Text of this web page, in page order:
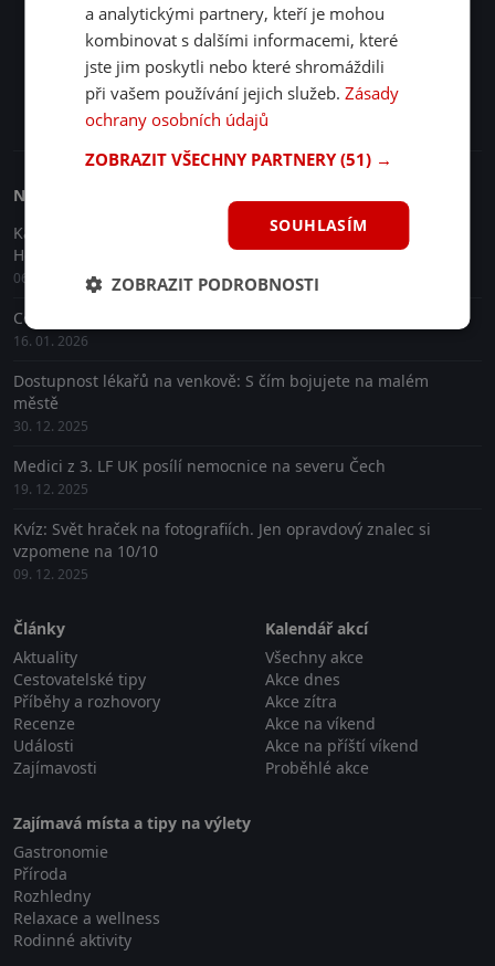
Souhlasím se zpracováním osobních údajů
Sledujte nás na sítích
Facebook Instagram TikTok
Nejnovější články
Kam na piknik na Valašsku? Vyhlídka z lavičky na přehradu
Horní Bečva
06. 02. 2026
Co neminout při návštěvě Nových Hradů v Jižních Čechách
16. 01. 2026
Dostupnost lékařů na venkově: S čím bojujete na malém
městě
30. 12. 2025
Medici z 3. LF UK posílí nemocnice na severu Čech
19. 12. 2025
Kvíz: Svět hraček na fotografiích. Jen opravdový znalec si
vzpomene na 10/10
09. 12. 2025
Články
Aktuality
Cestovatelské tipy
Příběhy a rozhovory
Recenze
Události
Zajímavosti
Kalendář akcí
Všechny akce
Akce dnes
Akce zítra
Akce na víkend
Akce na příští víkend
Proběhlé akce
Zajímavá místa a tipy na výlety
Gastronomie
Příroda
Rozhledny
Relaxace a wellness
Rodinné aktivity
a analytickými partnery, kteří je mohou
kombinovat s dalšími informacemi, které
jste jim poskytli nebo které shromáždili
při vašem používání jejich služeb.Zásady
ochrany osobních údajů
ZOBRAZIT VŠECHNY PARTNERY(51) →
SOUHLASÍM
ZOBRAZIT PODROBNOSTI